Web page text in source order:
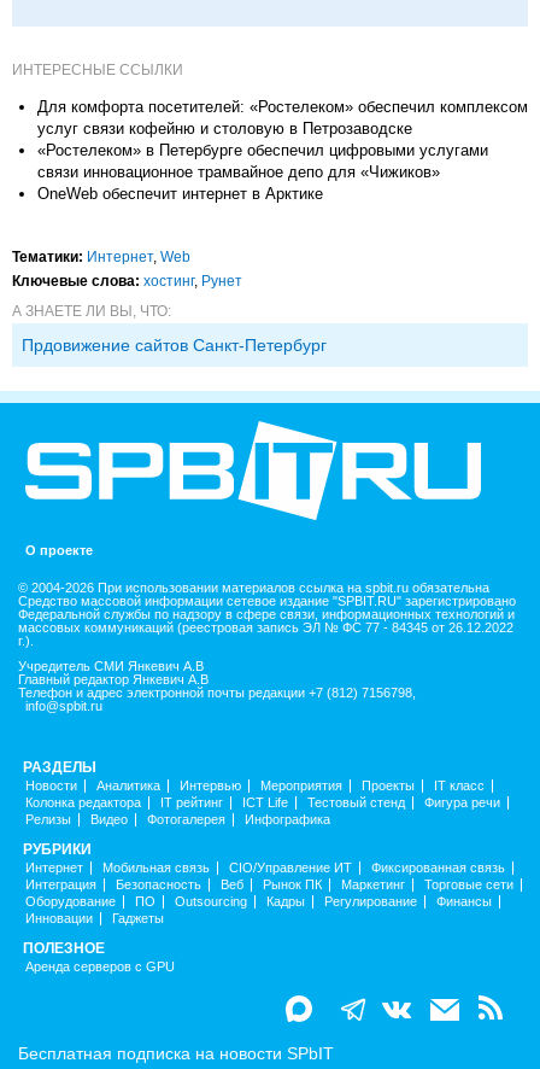
ИНТЕРЕСНЫЕ ССЫЛКИ
Для комфорта посетителей: «Ростелеком» обеспечил комплексом
услуг связи кофейню и столовую в Петрозаводске
«Ростелеком» в Петербурге обеспечил цифровыми услугами
связи инновационное трамвайное депо для «Чижиков»
OneWeb обеспечит интернет в Арктике
Тематики: Интернет, Web
Ключевые слова: хостинг, Рунет
А ЗНАЕТЕ ЛИ ВЫ, ЧТО:
Прдовижение сайтов Санкт-Петербург
О проекте
© 2004-2026 При использовании материалов ссылка на spbit.ru обязательна
Средство массовой информации сетевое издание "SPBIT.RU" зарегистрировано
Федеральной службы по надзору в сфере связи, информационных технологий и
массовых коммуникаций (реестровая запись ЭЛ № ФС 77 - 84345 от 26.12.2022
г.).
Учредитель СМИ Янкевич А.В
Главный редактор Янкевич А.В
Телефон и адрес электронной почты редакции +7 (812) 7156798,
info@spbit.ru
РАЗДЕЛЫ
Новости Аналитика Интервью Мероприятия Проекты
IT класс
Колонка редактора
IT рейтинг ICT Life Тестовый стенд
Фигура речи
Релизы
Видео Фотогалерея Инфографика
РУБРИКИ
Интернет Мобильная связь CIO/Управление ИТ
Фиксированная связь
Интеграция
Безопасность Веб Рынок ПК Маркетинг
Торговые сети
Оборудование
ПО Outsourcing Кадры Регулирование
Финансы
Инновации
Гаджеты
ПОЛЕЗНОЕ
Аренда серверов с GPU
Бесплатная подписка на новости SPbIT